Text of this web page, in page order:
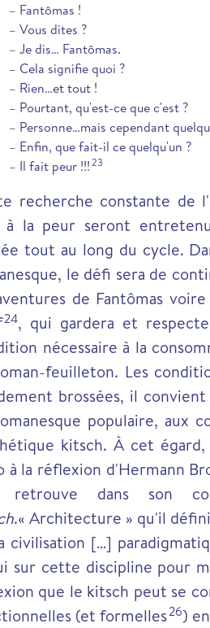
– Fantômas !
– Vous dites ?
– Je dis… Fantômas.
– Cela signifie quoi ?
– Rien…et tout !
– Pourtant, qu'est-ce que c'est ?
– Personne…mais cependant
– Enfin, que fait-il ce quelqu'un ?
– Il fait peur !!!23
recherche constante de
la peur seront
tout au long du cycle.
le défi sera de
de Fantômas
24, qui gardera et
nécessaire à la
feuilleton. Les
brossées, il
populaire, aux
kitsch. À cet
à la réflexion d'Hermann
retrouve dans son
.« Architecture » qu'il
civilisation […]
sur cette discipline pour
que le kitsch peut se
(et formelles26)